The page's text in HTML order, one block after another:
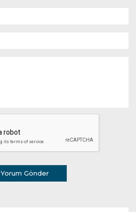
Yorum Gönder